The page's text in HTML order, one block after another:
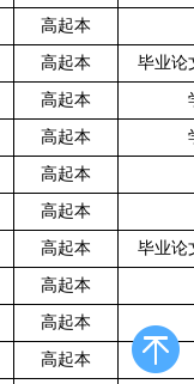
高起本
高起本 毕业论
高起本
高起本
高起本
高起本
高起本 毕业论
高起本
高起本
高起本